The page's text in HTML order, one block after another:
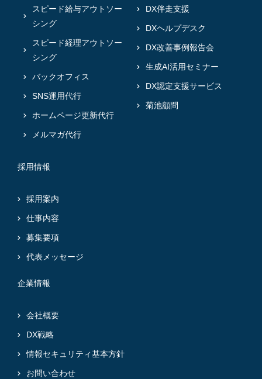
スピード給与アウトソー
シング
スピード経理アウトソー
シング
バックオフィス
SNS運用代行
ホームページ更新代行
メルマガ代行
DX伴走支援
DXヘルプデスク
DX改善事例報告会
生成AI活用セミナー
DX認定支援サービス
菊池顧問
採用情報
採用案内
仕事内容
募集要項
代表メッセージ
企業情報
会社概要
DX戦略
情報セキュリティ基本方針
お問い合わせ